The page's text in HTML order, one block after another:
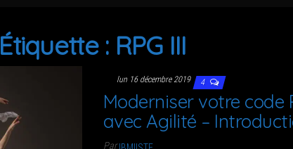
Étiquette : RPG III
lun 16 décembre 2019 4
Moder­ni­ser votre code
avec Agi­li­té –
Par